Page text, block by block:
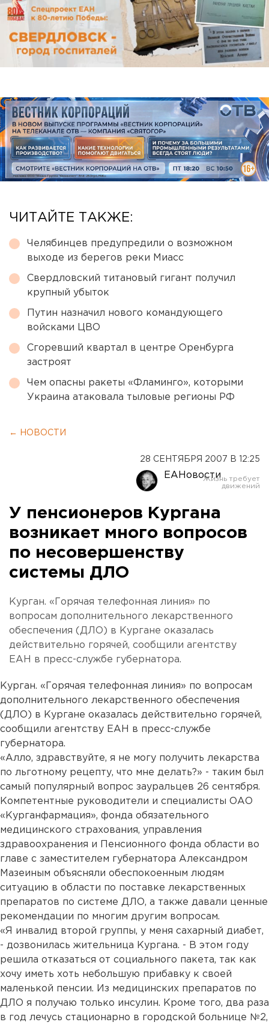
ЧИТАЙТЕ ТАКЖЕ:
Челябинцев предупредили о возможном
выходе из берегов реки Миасс
Свердловский титановый гигант получил
крупный убыток
Путин назначил нового командующего
войсками ЦВО
Сгоревший квартал в центре Оренбурга
застроят
Чем опасны ракеты «Фламинго», которыми
Украина атаковала тыловые регионы РФ
← НОВОСТИ
28 СЕНТЯБРЯ 2007 В 12:25
ЕАНовости
У пенсионеров Кургана
возникает много вопросов
по несовершенству
системы ДЛО
Курган. «Горячая телефонная линия» по
вопросам дополнительного лекарственного
обеспечения (ДЛО) в Кургане оказалась
действительно горячей, сообщили агентству
ЕАН в пресс-службе губернатора.
Курган. «Горячая телефонная линия» по вопросам
дополнительного лекарственного обеспечения
(ДЛО) в Кургане оказалась действительно горячей,
сообщили агентству ЕАН в пресс-службе
губернатора.
«Алло, здравствуйте, я не могу получить лекарства
по льготному рецепту, что мне делать?» - таким был
самый популярный вопрос зауральцев 26 сентября.
Компетентные руководители и специалисты ОАО
«Курганфармация», фонда обязательного
медицинского страхования, управления
здравоохранения и Пенсионного фонда области во
главе с заместителем губернатора Александром
Мазеиным объясняли обеспокоенным людям
ситуацию в области по поставке лекарственных
препаратов по системе ДЛО, а также давали ценные
рекомендации по многим другим вопросам.
«Я инвалид второй группы, у меня сахарный диабет,
- дозвонилась жительница Кургана. - В этом году
решила отказаться от социального пакета, так как
хочу иметь хоть небольшую прибавку к своей
маленькой пенсии. Из медицинских препаратов по
ДЛО я получаю только инсулин. Кроме того, два раза
в год лечусь стационарно в городской больнице №2,